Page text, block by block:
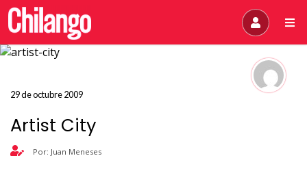
29 de octubre 2009
Artist City
Por: Juan Meneses